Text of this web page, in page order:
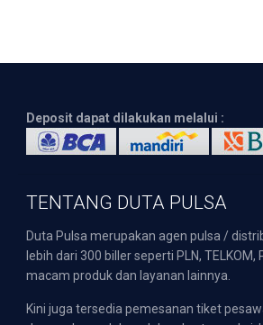
Deposit dapat dilakukan melalui :
TENTANG DUTA PULSA
Duta Pulsa merupakan agen pulsa /
lebih dari 300 biller seperti PLN,
macam produk dan layanan lainnya.
Kini juga tersedia pemesanan tiket